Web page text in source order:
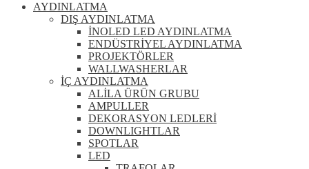
AYDINLATMA
DIŞ AYDINLATMA
İNOLED LED AYDINLATMA
ENDÜSTRİYEL AYDINLATMA
PROJEKTÖRLER
WALLWASHERLAR
İÇ AYDINLATMA
ALİLA ÜRÜN GRUBU
AMPULLER
DEKORASYON LEDLERİ
DOWNLIGHTLAR
SPOTLAR
LED